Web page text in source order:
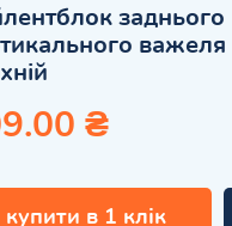
заднього
важеля
₴
купити в 1 клік